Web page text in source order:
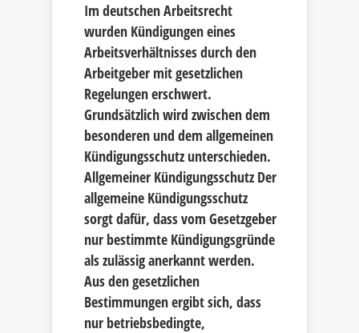
Im deutschen Arbeitsrecht
wurden Kündigungen eines
Arbeitsverhältnisses durch den
Arbeitgeber mit gesetzlichen
Regelungen erschwert.
Grundsätzlich wird zwischen dem
besonderen und dem allgemeinen
Kündigungsschutz unterschieden.
Allgemeiner Kündigungsschutz Der
allgemeine Kündigungsschutz
sorgt dafür, dass vom Gesetzgeber
nur bestimmte Kündigungsgründe
als zulässig anerkannt werden.
Aus den gesetzlichen
Bestimmungen ergibt sich, dass
nur betriebsbedingte,